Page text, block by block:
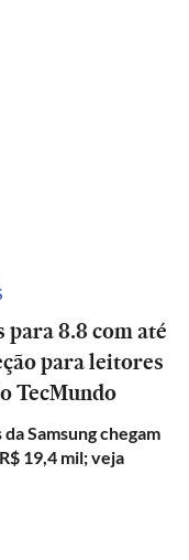
8.8 com até
para leitores
TecMundo
Samsung chegam
19,4 mil; veja